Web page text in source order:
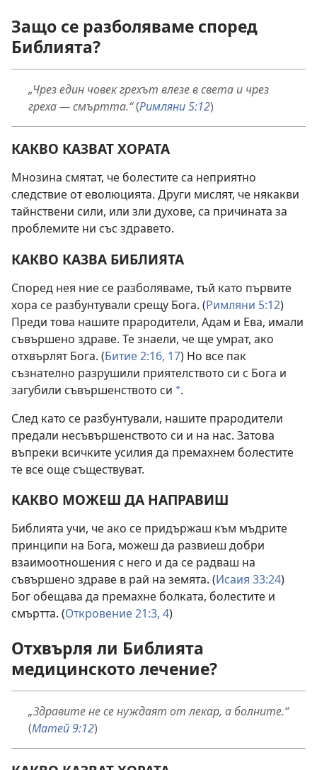
Защо се разболяваме според
Библията?
„Чрез един човек грехът влезе в света и чрез
греха — смъртта.“(Римляни 5:12)
КАКВО КАЗВАТ ХОРАТА
Мнозина смятат, че болестите са неприятно
следствие от еволюцията. Други мислят, че някакви
тайнствени сили, или зли духове, са причината за
проблемите ни със здравето.
КАКВО КАЗВА БИБЛИЯТА
Според нея ние се разболяваме, тъй като първите
хора се разбунтували срещу Бога. (Римляни 5:12)
Преди това нашите прародители, Адам и Ева, имали
съвършено здраве. Те знаели, че ще умрат, ако
отхвърлят Бога. (Битие 2:16, 17) Но все пак
съзнателно разрушили приятелството си с Бога и
загубили съвършенството си *.
След като се разбунтували, нашите прародители
предали несъвършенството си и на нас. Затова
въпреки всичките усилия да премахнем болестите
те все още съществуват.
КАКВО МОЖЕШ ДА НАПРАВИШ
Библията учи, че ако се придържаш към мъдрите
принципи на Бога, можеш да развиеш добри
взаимоотношения с него и да се радваш на
съвършено здраве в рай на земята. (Исаия 33:24)
Бог обещава да премахне болката, болестите и
смъртта. (Откровение 21:3, 4)
Отхвърля ли Библията
медицинското лечение?
„Здравите не се нуждаят от лекар, а болните.“
(Матей 9:12)